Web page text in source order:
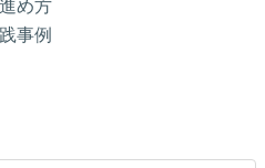
め方
事例